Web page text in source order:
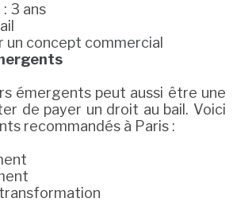
: 3 ans
un concept commercial
émergents peut aussi être une
de payer un droit au bail. Voici
recommandés à Paris :
transformation